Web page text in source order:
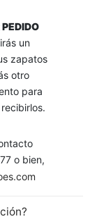
un
zapatos
otro
para
o bien,